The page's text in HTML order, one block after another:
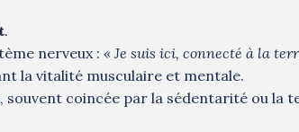
.
nerveux : « Je suis ici, connecté à la
la vitalité musculaire et mentale.
coincée par la sédentarité ou la